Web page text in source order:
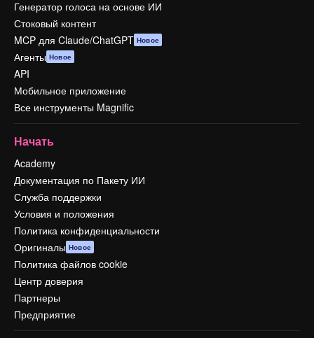
Генератор голоса на основе ИИ
Стоковый контент
MCP для Claude/ChatGPT Новое
Агенты Новое
API
Мобильное приложение
Все инструменты Magnific
Начать
Academy
Документация по Пакету ИИ
Служба поддержки
Условия и положения
Политика конфиденциальности
Оригиналы Новое
Политика файлов cookie
Центр доверия
Партнеры
Предприятие